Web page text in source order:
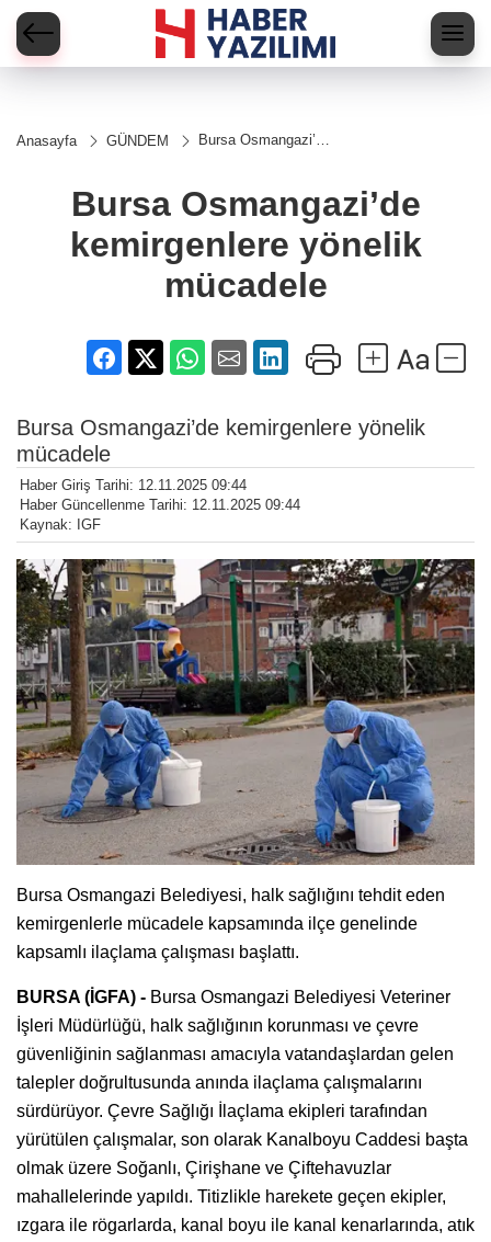
Anasayfa GÜNDEM
Bursa Osmangazi’de
Bursa Osmangazi’de
kemirgenlere yönelik
mücadele
Bursa Osmangazi’de kemirgenlere yönelik
mücadele
Haber Giriş Tarihi: 12.11.2025 09:44
Haber Güncellenme Tarihi: 12.11.2025 09:44
Kaynak: IGF
Bursa Osmangazi Belediyesi, halk sağlığını tehdit eden
kemirgenlerle mücadele kapsamında ilçe genelinde
kapsamlı ilaçlama çalışması başlattı.
BURSA (İGFA) - Bursa Osmangazi Belediyesi Veteriner
İşleri Müdürlüğü, halk sağlığının korunması ve çevre
güvenliğinin sağlanması amacıyla vatandaşlardan gelen
talepler doğrultusunda anında ilaçlama çalışmalarını
sürdürüyor. Çevre Sağlığı İlaçlama ekipleri tarafından
yürütülen çalışmalar, son olarak Kanalboyu Caddesi başta
olmak üzere Soğanlı, Çirişhane ve Çiftehavuzlar
mahallelerinde yapıldı. Titizlikle harekete geçen ekipler,
ızgara ile rögarlarda, kanal boyu ile kanal kenarlarında, atık